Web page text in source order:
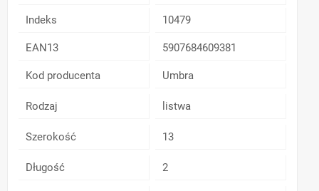
Indeks 10479
EAN13 5907684609381
Kod producenta Umbra
Rodzaj listwa
Szerokość 13
Długość 2